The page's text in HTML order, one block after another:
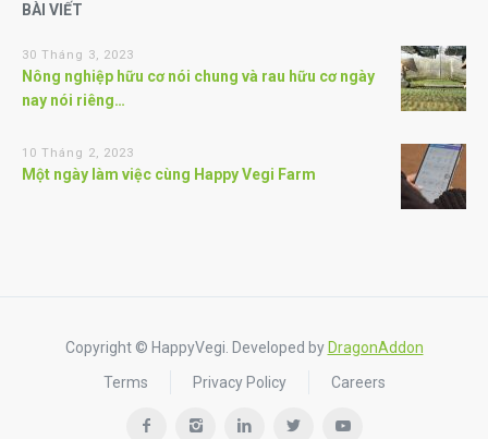
BÀI VIẾT
30 Tháng 3, 2023
Nông nghiệp hữu cơ nói chung và rau hữu cơ ngày
nay nói riêng…
10 Tháng 2, 2023
Một ngày làm việc cùng Happy Vegi Farm
Copyright © HappyVegi. Developed by DragonAddon
Terms
Privacy Policy Careers